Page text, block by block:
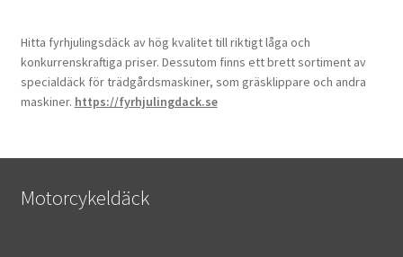
Hitta fyrhjulingsdäck av hög kvalitet till riktigt låga och
konkurrenskraftiga priser. Dessutom finns ett brett sortiment av
specialdäck för trädgårdsmaskiner, som gräsklippare och andra
maskiner. https://fyrhjulingdack.se
Motorcykeldäck